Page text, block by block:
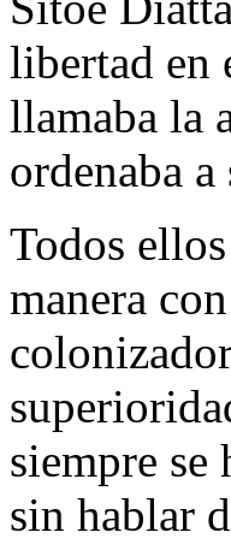
libertad en
llamaba la
ordenaba
Todos
manera
siempre se
sin hablar